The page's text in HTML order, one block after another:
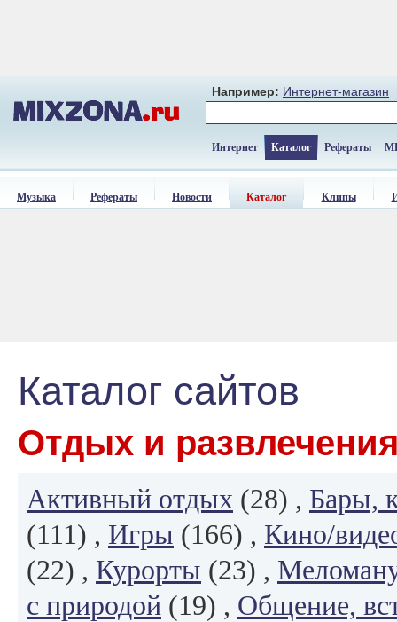
Например: Интернет-магазин
Интернет Каталог Рефераты
Музыка Рефераты Новости Каталог Клипы
Каталог сайтов
Отдых и
Активный отдых (28) , Бары,
(111) , Игры (166) , Кино/
(22) , Курорты (23) ,
с природой (19) , Общение,